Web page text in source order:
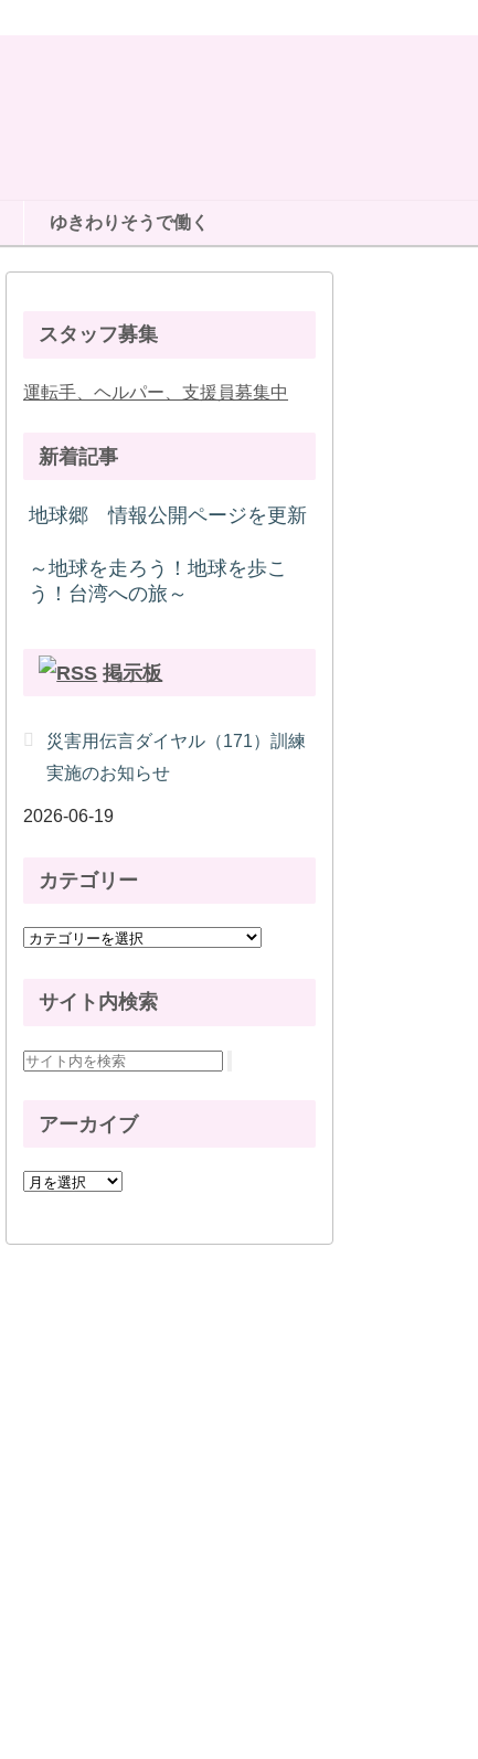
ゆきわりそうで働く
スタッフ募集
運転手、ヘルパー、支援員募集中
新着記事
地球郷 情報公開ページを更新
～地球を走ろう！地球を歩こ
う！台湾への旅～
掲示板
災害用伝言ダイヤル（171）訓練
実施のお知らせ
2026-06-19
カテゴリー
サイト内検索
アーカイブ